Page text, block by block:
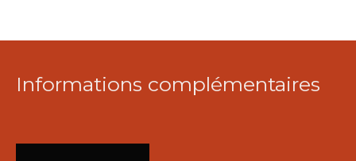
Informations complémentaires